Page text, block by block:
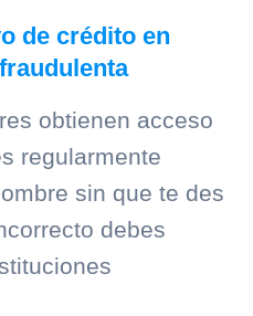
de crédito en
obtienen acceso
regularmente
sin que te des
debes